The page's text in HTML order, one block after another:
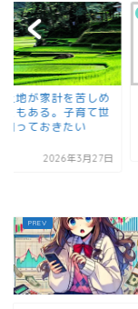
土地が家計を苦しめ
ともある。子育て世
知っておきたい
2026年3月27日